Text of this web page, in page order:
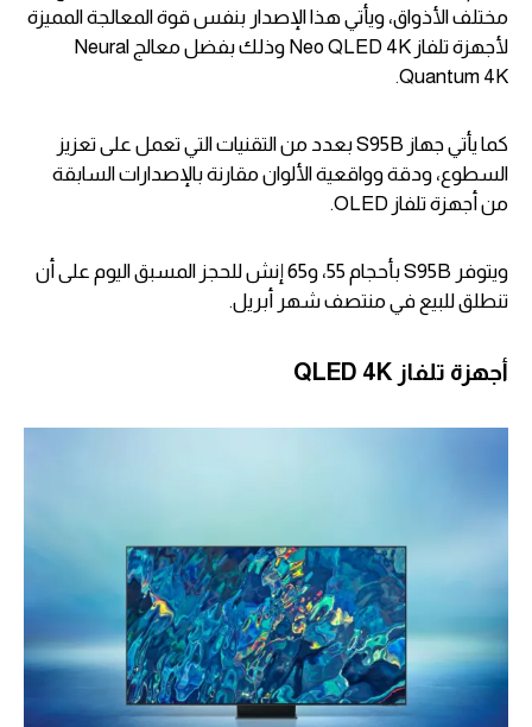
مختلف الأذواق، ويأتي هذا الإصدار بنفس قوة المعالجة المميزة
لأجهزة تلفاز Neo QLED 4K وذلك بفضل معالج Neural
Quantum 4K.
كما يأتي جهاز S95B بعدد من التقنيات التي تعمل على تعزيز
السطوع، ودقة وواقعية الألوان مقارنة بالإصدارات السابقة
من أجهزة تلفاز OLED.
ويتوفر S95B بأحجام 55، و65 إنش للحجز المسبق اليوم على أن
تنطلق للبيع في منتصف شهر أبريل.
أجهزة تلفاز QLED 4K